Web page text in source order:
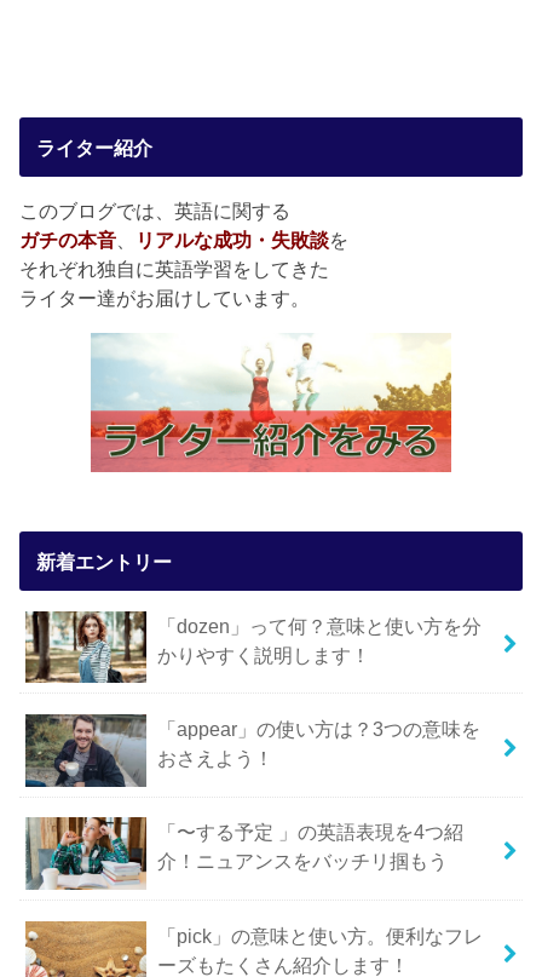
ライター紹介
このブログでは、英語に関する
ガチの本音
リアルな成功・失敗談を
それぞれ独自に英語学習をしてきた
ライター達がお届けしています。
新着エントリー
「dozen」って何？意味と使い方を分
かりやすく説明します！
「appear」の使い方は？3つの意味を
おさえよう！
「〜する予定 」の英語表現を4つ紹
介！ニュアンスをバッチリ掴もう
「pick」の意味と使い方。便利なフレ
ーズもたくさん紹介します！